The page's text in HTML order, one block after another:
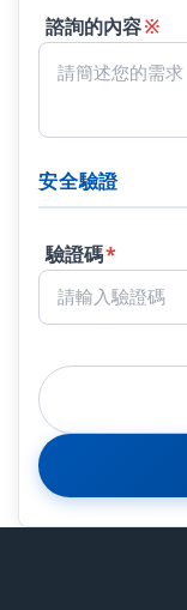
諮詢的內容※
安全驗證
驗證碼*